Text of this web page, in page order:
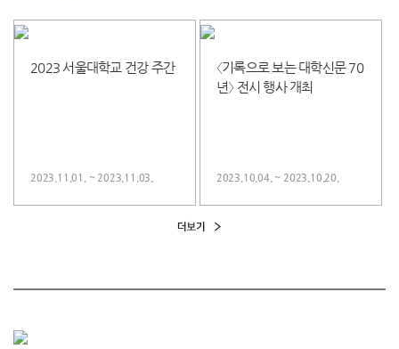
2023 서울대학교 건강 주간
2023.11.01. ~ 2023.11.03.
〈기록으로 보는 대학신문 70
년〉 전시 행사 개최
2023.10.04. ~ 2023.10.20.